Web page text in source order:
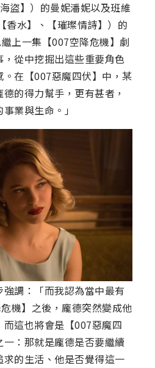
盜】）的曼妮潘妮以及班維
香水】、【璀璨情詩】）的
上一集【007空降危機】劇
從中挖掘出這些重要角色
在【007惡魔四伏】中，某
的得力幫手，更有甚者，
業與生命。」
調：「而我認為當中最有
機】之後，龐德突然變成他
這也將會是【007惡魔四
：那就是龐德是否要繼續
的生活、他是否覺得這一